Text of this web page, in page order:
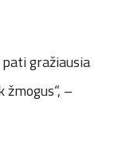
pati gražiausia
žmogus“, –